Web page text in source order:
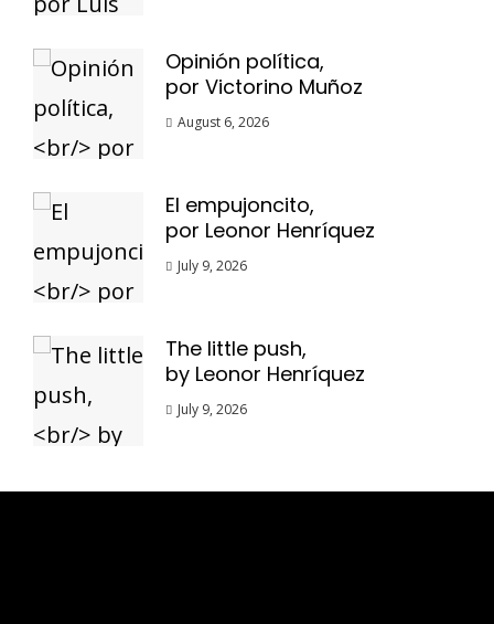
Opinión política,
por Victorino Muñoz
August 6, 2026
El empujoncito,
por Leonor Henríquez
July 9, 2026
The little push,
by Leonor Henríquez
July 9, 2026